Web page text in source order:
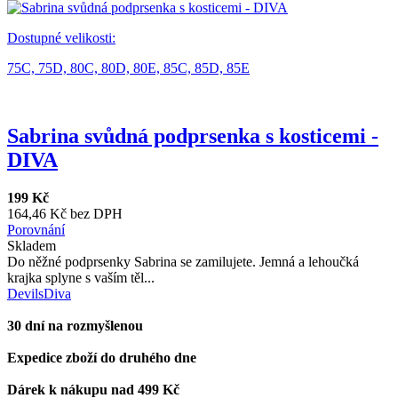
Dostupné velikosti:
75C, 75D, 80C, 80D, 80E, 85C, 85D, 85E
Sabrina svůdná podprsenka s kosticemi -
DIVA
199 Kč
164,46 Kč bez DPH
Porovnání
Skladem
Do něžné podprsenky Sabrina se zamilujete. Jemná a lehoučká
krajka splyne s vaším těl...
DevilsDiva
30 dní na rozmyšlenou
Expedice zboží do druhého dne
Dárek k nákupu nad 499 Kč